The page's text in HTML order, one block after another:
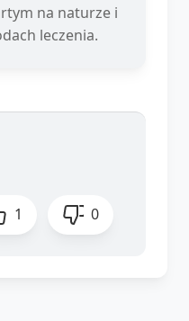
na naturze i
leczenia.
1 0